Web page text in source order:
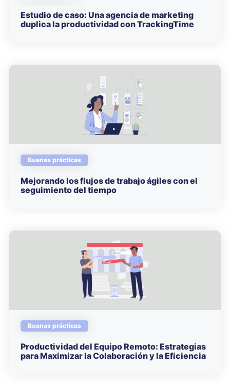
Estudio de caso: Una agencia de marketing
duplica la productividad con TrackingTime
Buenas prácticas
Mejorando los flujos de trabajo ágiles con el
seguimiento del tiempo
Buenas prácticas
Productividad del Equipo Remoto: Estrategias
para Maximizar la Colaboración y la Eficiencia